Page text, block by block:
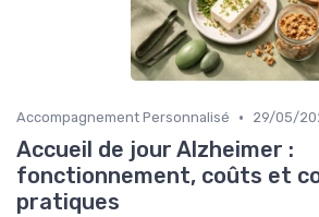
Accompagnement Personnalisé • 29/05/
Accueil de jour Alzheimer :
fonctionnement, coûts et
pratiques